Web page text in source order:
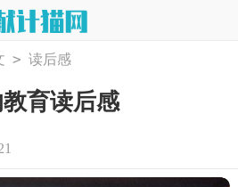
> 读后感
育读后感